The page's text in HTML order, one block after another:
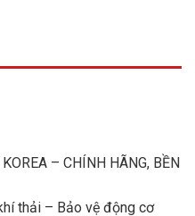
– CHÍNH HÃNG, BỀN
thải – Bảo vệ động cơ